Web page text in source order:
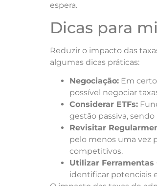
espera.
Dicas para
Reduzir o impacto das
algumas dicas práticas:
Negociação: Em
possível negociar
Considerar ETFs:
gestão passiva,
Revisitar
pelo menos uma vez
competitivos.
Utilizar Ferramentas
identificar potenciais